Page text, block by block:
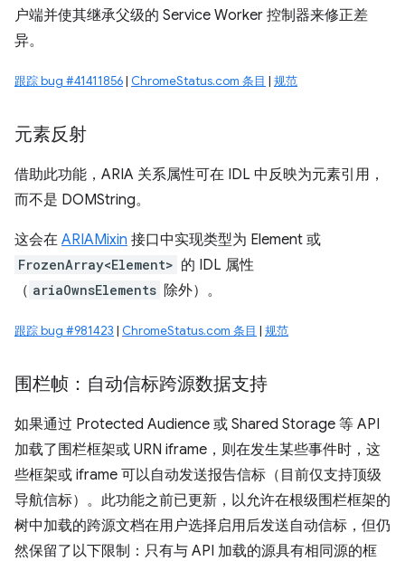
户端并使其继承父级的 Service Worker 控制器来修正差
异。
跟踪 bug #41411856| ChromeStatus.com 条目 | 规范
元素反射
借助此功能，ARIA 关系属性可在 IDL 中反映为元素引用，
而不是 DOMString。
这会在 ARIAMixin 接口中实现类型为 Element 或
FrozenArray<Element> 的 IDL 属性
（ ariaOwnsElements 除外）。
跟踪 bug #981423 | ChromeStatus.com 条目 | 规范
围栏帧：自动信标跨源数据支持
如果通过 Protected Audience 或 Shared Storage 等 API
加载了围栏框架或 URN iframe，则在发生某些事件时，这
些框架或 iframe 可以自动发送报告信标（目前仅支持顶级
导航信标）。此功能之前已更新，以允许在根级围栏框架的
树中加载的跨源文档在用户选择启用后发送自动信标，但仍
然保留了以下限制：只有与 API 加载的源具有相同源的框